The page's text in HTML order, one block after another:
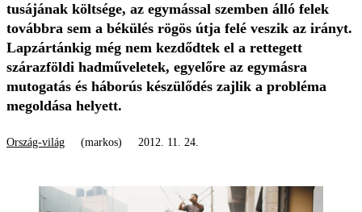
tusájának költsége, az egymással szemben álló felek
továbbra sem a békülés rögös útja felé veszik az irányt.
Lapzártánkig még nem kezdődtek el a rettegett
szárazföldi hadműveletek, egyelőre az egymásra
mutogatás és háborús készülődés zajlik a probléma
megoldása helyett.
Ország-világ (markos) 2012. 11. 24.